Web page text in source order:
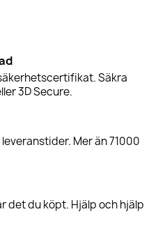
Säkra
3D Secure.
Mer än 71000
det du köpt. Hjälp och hjälp